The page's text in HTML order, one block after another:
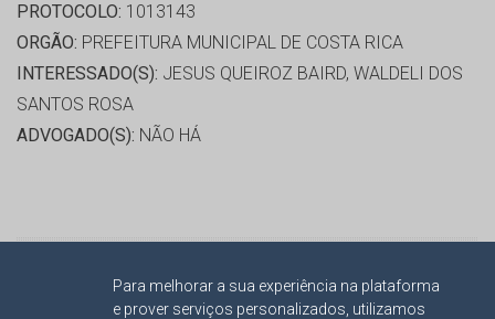
Para melhorar a sua experiência na plataforma
e prover serviços personalizados, utilizamos
PROTOCOLO: 1013143
ORGÃO: PREFEITURA MUNICIPAL DE COSTA RICA
INTERESSADO(S): JESUS QUEIROZ BAIRD, WALDELI DOS
SANTOS ROSA
ADVOGADO(S): NÃO HÁ
Não imprima, compartilhe